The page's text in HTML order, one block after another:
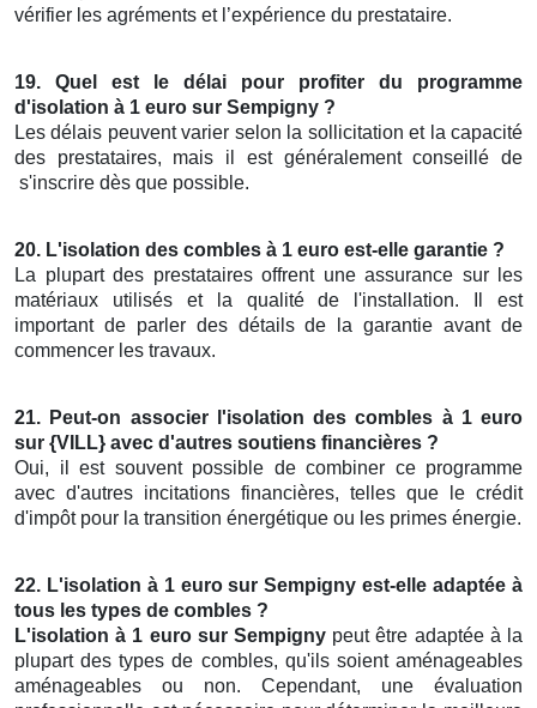
vérifier les agréments et l’expérience du prestataire.
19. Quel est le délai pour profiter du programme
d'isolation à 1 euro sur Sempigny ?
Les délais peuvent varier selon la sollicitation et la capacité
des prestataires, mais il est généralement conseillé de
s'inscrire dès que possible.
20. L'isolation des combles à 1 euro est-elle garantie ?
La plupart des prestataires offrent une assurance sur les
matériaux utilisés et la qualité de l'installation. Il est
important de parler des détails de la garantie avant de
commencer les travaux.
21. Peut-on associer l'isolation des combles à 1 euro
sur {VILL} avec d'autres soutiens financières ?
Oui, il est souvent possible de combiner ce programme
avec d'autres incitations financières, telles que le crédit
d'impôt pour la transition énergétique ou les primes énergie.
22. L'isolation à 1 euro sur Sempigny est-elle adaptée à
tous les types de combles ?
L'isolation à 1 euro sur Sempigny peut être adaptée à la
plupart des types de combles, qu'ils soient aménageables
aménageables ou non. Cependant, une évaluation